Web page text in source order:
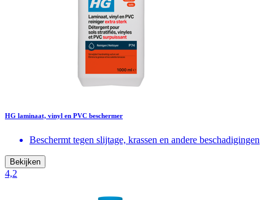
HG laminaat, vinyl en PVC beschermer
Beschermt tegen slijtage, krassen en andere beschadigingen
Bekijken
4,2